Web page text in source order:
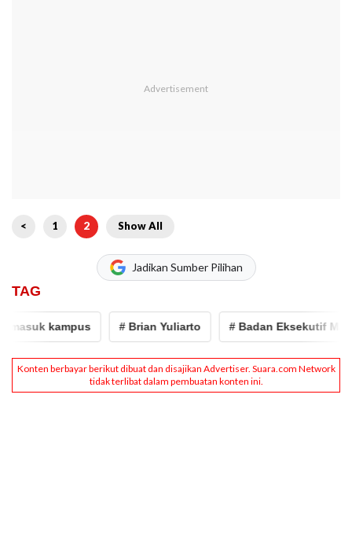
< 1 2 Show All
Jadikan Sumber Pilihan
TAG
kampus # Brian Yuliarto # Badan Eksekutif